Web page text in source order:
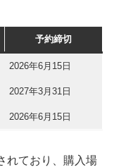
予約締切
2026年6月15日
2027年3月31日
2026年6月15日
れており、購入場